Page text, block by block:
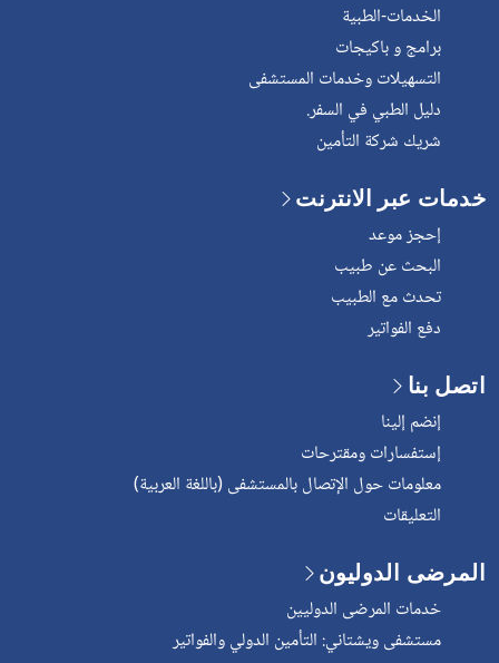
الخدمات-الطبية
برامج و باكيجات
التسهيلات وخدمات المستشفى
دليل الطبي في السفر.
شريك شركة التأمين
خدمات عبر الانترنت
إحجز موعد
البحث عن طبيب
تحدث مع الطبيب
دفع الفواتير
اتصل بنا
إنضم إلينا
إستفسارات ومقترحات
معلومات حول الإتصال بالمستشفى (باللغة العربية)
التعليقات
المرضى الدوليون
خدمات المرضى الدوليين
مستشفى ويشتاني: التأمين الدولي والفواتير